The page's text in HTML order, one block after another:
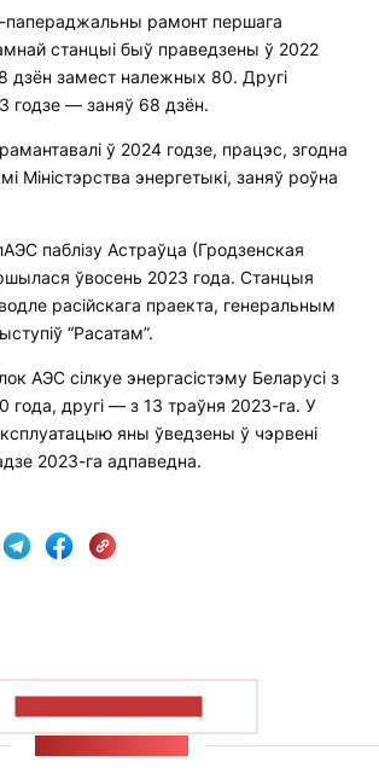
рамонт першага
станцыі быў праведзены ў 2022
дзён замест належных 80. Другі
годзе — заняў 68 дзён.
ў 2024 годзе, працэс, згодна
Міністэрства энергетыкі, заняў роўна
паблізу Астраўца (Гродзенская
ўвосень 2023 года. Станцыя
расійскага праекта, генеральным
“Расатам”.
АЭС сілкуе энергасістэму Беларусі з
года, другі — з 13 траўня 2023-га. У
яны ўведзены ў чэрвені
2023-га адпаведна.